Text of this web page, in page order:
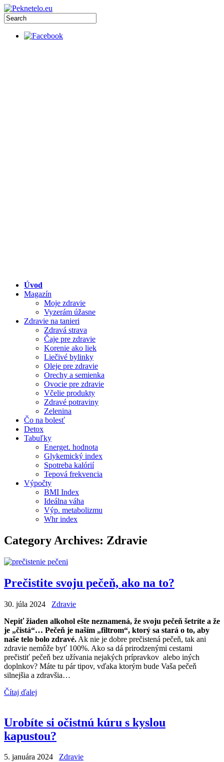
Úvod
Magazín
Moje zdravie
Vyzerám úžasne
Zdravie na tanieri
Zdravá strava
Čaje pre zdravie
Korenie ako liek
Liečivé bylinky
Oleje pre zdravie
Orechy a semienka
Ovocie pre zdravie
Včelie produkty
Zdravé potraviny
Zelenina
Čo na bolesť
Detox
Tabuľky
Energet. hodnota
Glykemický index
Spotreba kalórií
Tepová frekvencia
Výpočty
BMI Index
Ideálna váha
Výp. metabolizmu
Whr index
Category Archives: Zdravie
Prečistite svoju pečeň, ako na to?
30. júla 2024
Zdravie
Nepiť žiaden alkohol ešte neznamená, že svoju pečeň šetríte a že
je „čistá“… Pečeň je naším „filtrom“, ktorý sa stará o to, aby
naše telo bolo zdravé. Ak nie je dobre prečistená pečeň, tak ani
zdravie nemôže byť 100%. Ako sa dá prirodzenými cestami
prečistiť pečeň bez užívania nejakých prípravkov alebo iných
doplnkov? Máte tu pár tipov, vďaka ktorým bude Vaša pečeň
silnejšia a zdravšia…
Čítaj ďalej
Urobíte si očistnú kúru s kyslou
kapustou?
5. januára 2024
Zdravie